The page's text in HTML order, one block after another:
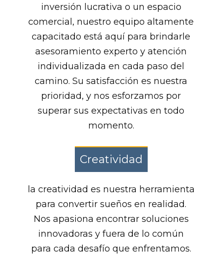
inversión lucrativa o un espacio
comercial, nuestro equipo altamente
capacitado está aquí para brindarle
asesoramiento experto y atención
individualizada en cada paso del
camino. Su satisfacción es nuestra
prioridad, y nos esforzamos por
superar sus expectativas en todo
momento.
Creatividad
la creatividad es nuestra herramienta
para convertir sueños en realidad.
Nos apasiona encontrar soluciones
innovadoras y fuera de lo común
para cada desafío que enfrentamos.